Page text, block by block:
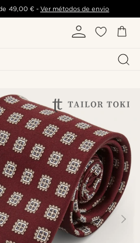
49,00 €- Ver métodos de envio